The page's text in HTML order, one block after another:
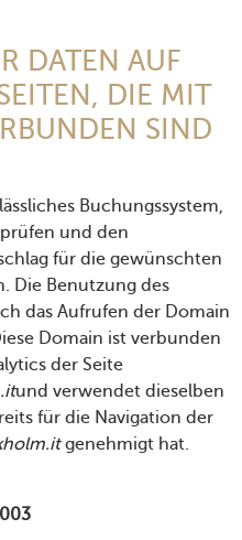
DATEN AUF
DIE MIT
SIND
Buchungssystem,
und den
für die gewünschten
Die Benutzung des
das Aufrufen der Domain
Domain ist verbunden
der Seite
und verwendet dieselben
für die Navigation der
genehmigt hat.